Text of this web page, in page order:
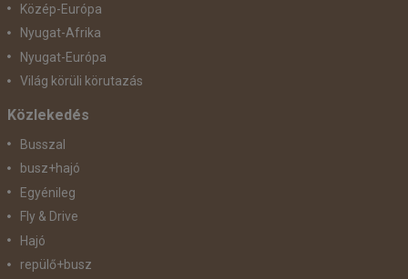
Közép-Európa
Nyugat-Afrika
Nyugat-Európa
Világ körüli körutazás
Közlekedés
Busszal
busz+hajó
Egyénileg
Fly & Drive
Hajó
repülő+busz